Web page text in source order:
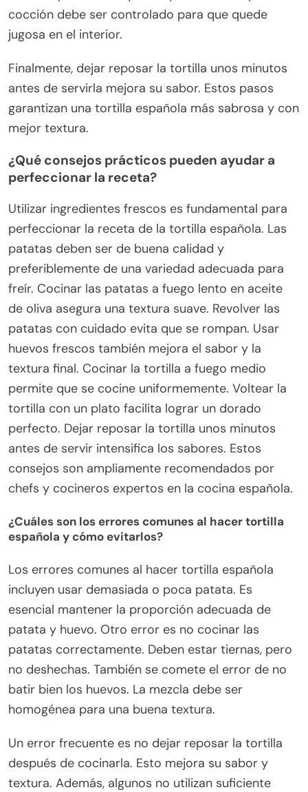
cocción debe ser controlado para que quede
jugosa en el interior.
Finalmente, dejar reposar la tortilla unos minutos
antes de servirla mejora su sabor. Estos pasos
garantizan una tortilla española más sabrosa y con
mejor textura.
¿Qué consejos prácticos pueden ayudar a
perfeccionar la receta?
Utilizar ingredientes frescos es fundamental para
perfeccionar la receta de la tortilla española. Las
patatas deben ser de buena calidad y
preferiblemente de una variedad adecuada para
freír. Cocinar las patatas a fuego lento en aceite
de oliva asegura una textura suave. Revolver las
patatas con cuidado evita que se rompan. Usar
huevos frescos también mejora el sabor y la
textura final. Cocinar la tortilla a fuego medio
permite que se cocine uniformemente. Voltear la
tortilla con un plato facilita lograr un dorado
perfecto. Dejar reposar la tortilla unos minutos
antes de servir intensifica los sabores. Estos
consejos son ampliamente recomendados por
chefs y cocineros expertos en la cocina española.
¿Cuáles son los errores comunes al hacer tortilla
española y cómo evitarlos?
Los errores comunes al hacer tortilla española
incluyen usar demasiada o poca patata. Es
esencial mantener la proporción adecuada de
patata y huevo. Otro error es no cocinar las
patatas correctamente. Deben estar tiernas, pero
no deshechas. También se comete el error de no
batir bien los huevos. La mezcla debe ser
homogénea para una buena textura.
Un error frecuente es no dejar reposar la tortilla
después de cocinarla. Esto mejora su sabor y
textura. Además, algunos no utilizan suficiente